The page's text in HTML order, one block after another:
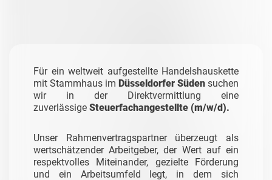
Für ein weltweit aufgestellte Handelshauskette
mit Stammhaus im Düsseldorfer Süden suchen
wir in der Direktvermittlung eine
zuverlässige Steuerfachangestellte (m/w/d).
Unser Rahmenvertragspartner überzeugt als
wertschätzender Arbeitgeber, der Wert auf ein
respektvolles Miteinander, gezielte Förderung
und ein Arbeitsumfeld legt, in dem sich